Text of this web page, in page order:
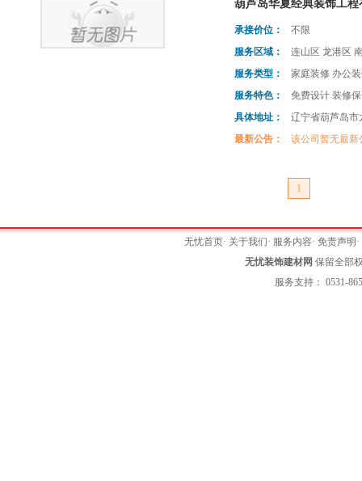
葫芦岛华夏经典装饰工程
承接价位：
不限
服务区域：
连山区 龙港区
服务类型：
家庭装修 办公
服务特色：
免费设计 装修
具体地址：
辽宁省葫芦岛市
最新公告：
该公司暂无最新
1
无忧首页· 关于我们· 服务内容·免责声明 ·
无忧装饰建材网 保留全部
服务支持： 0531-